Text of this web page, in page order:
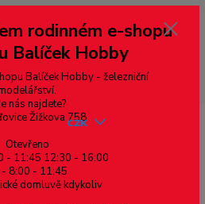
jiných zemí, pokud chcete platit v eurech
pro přepočet měny - pravý horní roh ---
důvodu zásilku nevyzvednete, bude po
platbou za poštovné, v opačném
přidán na blacklist a rušeny následující
objednávky.
CZK
rodinném e-shopu
Balíček Hobby
Balíček Hobby - železniční
nás najdete?
Žižkova 758
Otevřeno
- 11:45 12:30 - 16:00
- 8:00 - 11:45
domluvě kdykoliv